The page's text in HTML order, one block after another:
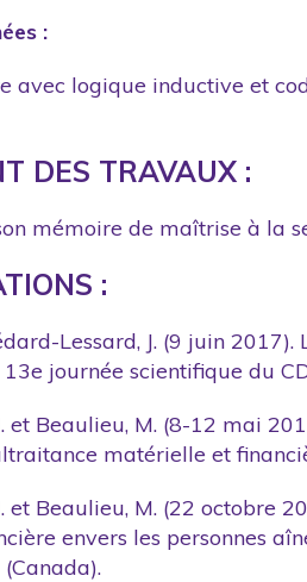
:
avec logique inductive et
DES TRAVAUX :
mémoire de maîtrise à la
:
Lessard, J. (9 juin
13e journée scientifique du
et Beaulieu, M. (8-12 mai
matérielle et
et Beaulieu, M. (22 octobre
envers les personnes